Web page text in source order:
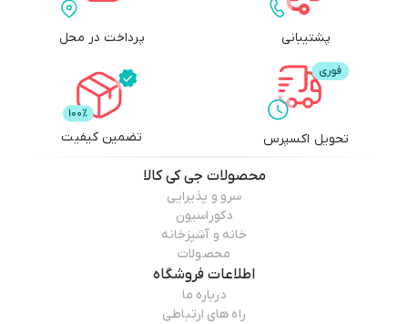
پشتیبانی پرداخت در محل
تحویل اکسپرس تضمین کیفیت
محصولات جی کی کالا
سرو و پذیرایی
دکوراسیون
خانه و آشپزخانه
محصولات
اطلاعات فروشگاه
درباره ما
راه های ارتباطی